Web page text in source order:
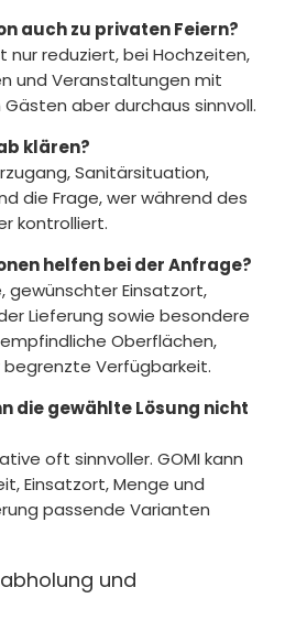
auch zu privaten Feiern?
nur reduziert, bei Hochzeiten,
und Veranstaltungen mit
aber durchaus sinnvoll.
klären?
Sanitärsituation,
die Frage, wer während des
kontrolliert.
helfen bei der Anfrage?
gewünschter Einsatzort,
Lieferung sowie besondere
Oberflächen,
Verfügbarkeit.
die gewählte Lösung nicht
oft sinnvoller. GOMI kann
Einsatzort, Menge und
passende Varianten
und